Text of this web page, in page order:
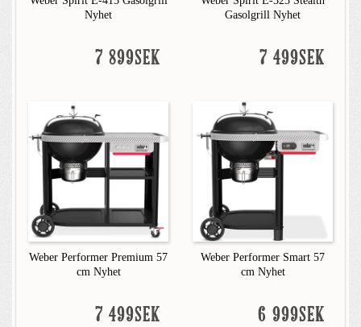
Nyhet
7 899SEK
Gasolgrill Nyhet
7 499SEK
Weber Performer Premium 57
cm Nyhet
7 499SEK
Weber Performer Smart 57
cm Nyhet
6 999SEK